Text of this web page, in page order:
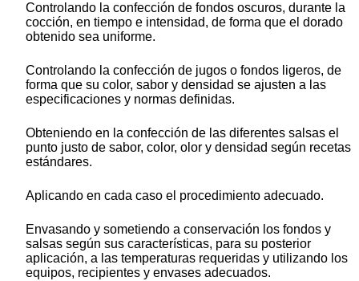
Controlando la confección de fondos oscuros, durante la
cocción, en tiempo e intensidad, de forma que el dorado
obtenido sea uniforme.
Controlando la confección de jugos o fondos ligeros, de
forma que su color, sabor y densidad se ajusten a las
especificaciones y normas definidas.
Obteniendo en la confección de las diferentes salsas el
punto justo de sabor, color, olor y densidad según recetas
estándares.
Aplicando en cada caso el procedimiento adecuado.
Envasando y sometiendo a conservación los fondos y
salsas según sus características, para su posterior
aplicación, a las temperaturas requeridas y utilizando los
equipos, recipientes y envases adecuados.